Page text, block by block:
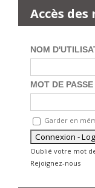
Accès
NOM
MOT DE PASSE
Garder en
Oublié votre mot
Rejoignez-nous